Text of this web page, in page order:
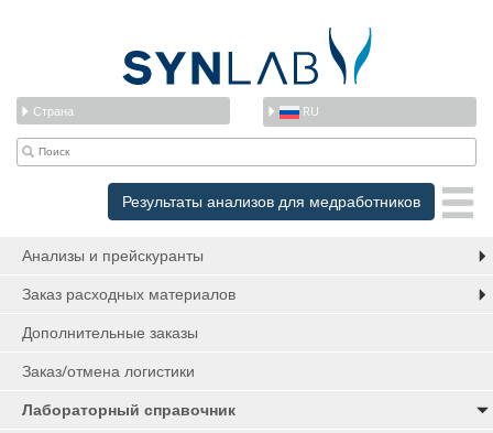
Страна RU
Результаты анализов для медработников
Анализы и прейскуранты
Заказ расходных материалов
Дополнительные заказы
Заказ/отмена логистики
Лабораторный справочник